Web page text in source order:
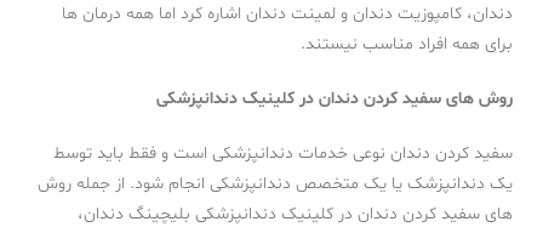
دندان، کامپوزیت دندان و لمینت دندان اشاره کرد اما همه درمان ها
برای همه افراد مناسب نیستند.
روش های سفید کردن دندان در کلینیک دندانپزشکی
سفید کردن دندان نوعی خدمات دندانپزشکی است و فقط باید توسط
یک دندانپزشک یا یک متخصص دندانپزشکی انجام شود. از جمله روش
های سفید کردن دندان در کلینیک دندانپزشکی بلیچینگ دندان،